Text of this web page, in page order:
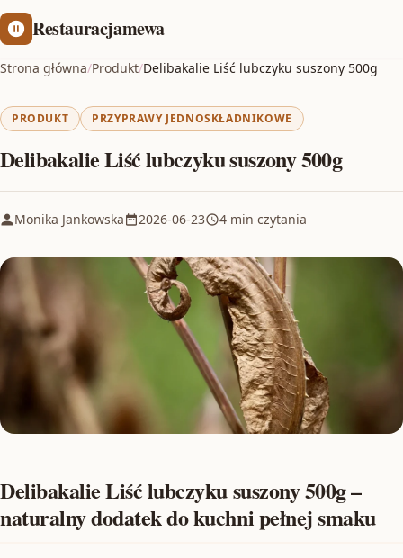
Restauracjamewa
Strona główna/Produkt/Delibakalie Liść lubczyku suszony 500g
PRODUKT PRZYPRAWY JEDNOSKŁADNIKOWE
Delibakalie Liść lubczyku suszony 500g
Monika Jankowska 2026-06-23 4 min czytania
Delibakalie Liść lubczyku suszony 500g –
naturalny dodatek do kuchni pełnej smaku